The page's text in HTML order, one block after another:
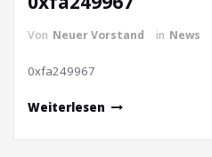
Von Neuer Vorstand in News
0xfa249967
Weiterlesen